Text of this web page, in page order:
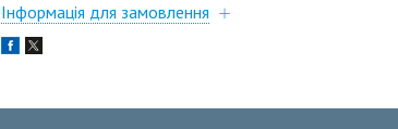
Інформація для замовлення